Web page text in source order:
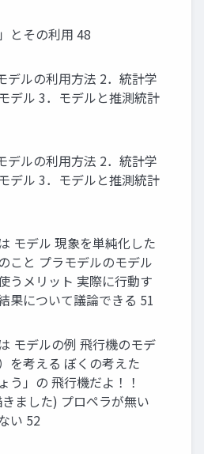
とその利用 48
デルの利用方法 2．統計学
デル 3．モデルと推測統計
デルの利用方法 2．統計学
デル 3．モデルと推測統計
モデル 現象を単純化した
こと プラモデルのモデル
うメリット 実際に行動す
果について議論できる 51
モデルの例 飛行機のモデ
を考える ぼくの考えた
う」の 飛行機だよ！！
ました) プロペラが無い
い 52